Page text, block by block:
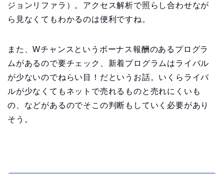
ジョンリファラ）。アクセス解析で照らし合わせなが
ら見なくてもわかるのは便利ですね。
また、Wチャンスというボーナス報酬のあるプログラ
ムがあるので要チェック、新着プログラムはライバル
が少ないのでねらい目！だというお話。いくらライバ
ルが少なくてもネットで売れるものと売れにくいも
の、などがあるのでそこの判断もしていく必要があり
そう。